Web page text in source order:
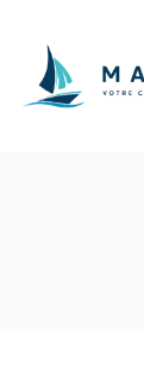
content